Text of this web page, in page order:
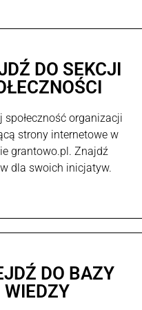
DO SEKCJI
społeczność organizacji
strony internetowe w
grantowo.pl. Znajdź
dla swoich inicjatyw.
DO BAZY
WIEDZY